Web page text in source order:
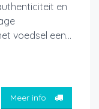
en
voedsel een...
Meer info